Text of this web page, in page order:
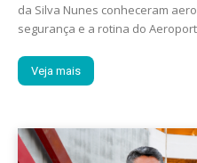
da Silva Nunes conheceram
segurança e a rotina do
Veja mais